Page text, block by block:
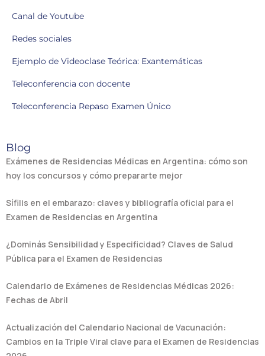
Canal de Youtube
Redes sociales
Ejemplo de Videoclase Teórica: Exantemáticas
Teleconferencia con docente
Teleconferencia Repaso Examen Único
Blog
Exámenes de Residencias Médicas en Argentina: cómo son
hoy los concursos y cómo prepararte mejor
Sífilis en el embarazo: claves y bibliografía oficial para el
Examen de Residencias en Argentina
¿Dominás Sensibilidad y Especificidad? Claves de Salud
Pública para el Examen de Residencias
Calendario de Exámenes de Residencias Médicas 2026:
Fechas de Abril
Actualización del Calendario Nacional de Vacunación:
Cambios en la Triple Viral clave para el Examen de Residencias